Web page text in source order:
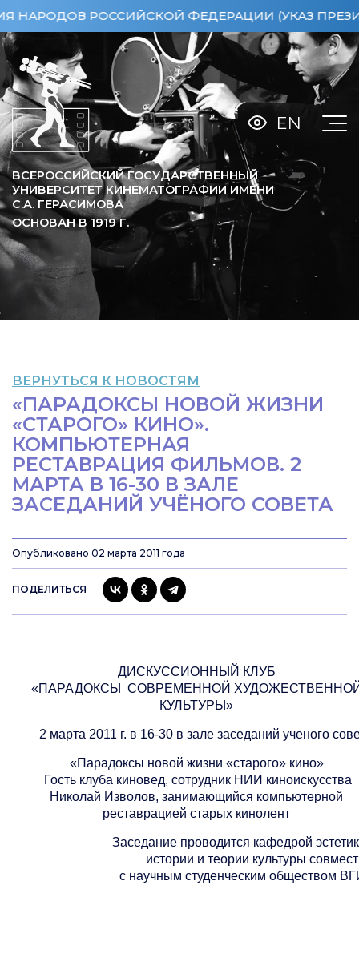
РОССИЙСКОЙ ФЕДЕРАЦИИ (УКАЗ
ВСЕРОССИЙСКИЙ ГОСУДАРСТВЕННЫЙ
УНИВЕРСИТЕТ КИНЕМАТОГРАФИИ ИМЕНИ
С.А. ГЕРАСИМОВА
ОСНОВАН В 1919Г.
EN
ВЕРНУТЬСЯ К НОВОСТЯМ
«ПАРАДОКСЫ НОВОЙ ЖИЗНИ
«СТАРОГО» КИНО».
КОМПЬЮТЕРНАЯ
РЕСТАВРАЦИЯ ФИЛЬМОВ. 2
МАРТА В 16-30 В ЗАЛЕ
ЗАСЕДАНИЙ УЧЁНОГО СОВЕТА
Опубликовано 02 марта 2011 года
ПОДЕЛИТЬСЯ
ДИСКУССИОННЫЙ КЛУБ
«ПАРАДОКСЫ СОВРЕМЕННОЙ
КУЛЬТУРЫ»
2 марта 2011 г. в 16-30 в зале заседаний ученого
«Парадоксы новой жизни «старого» кино»
Гость клуба киновед, сотрудник НИИ киноискусства
Николай Изволов, занимающийся компьютерной
реставрацией старых кинолент
Заседание проводится кафедрой
истории и теории культуры
с научным студенческим обществом